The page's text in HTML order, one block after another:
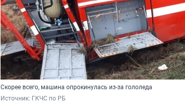
Скорее всего, машина опрокинулась из-за гололеда
Источник: ГКЧС по РБ